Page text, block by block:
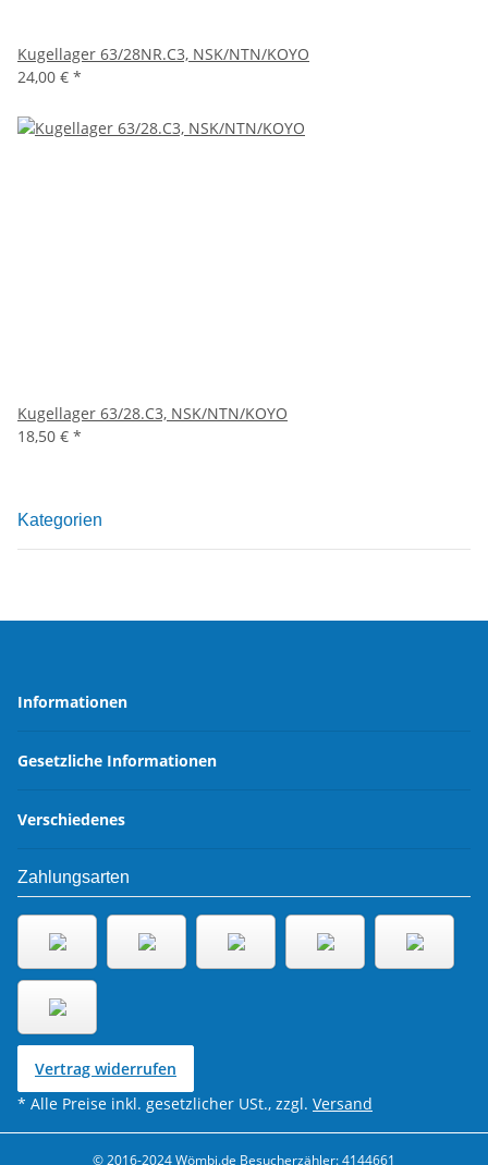
Kugellager 63/28NR.C3, NSK/NTN/KOYO
24,00 € *
Kugellager 63/28.C3, NSK/NTN/KOYO
18,50 € *
Kategorien
Informationen
Gesetzliche Informationen
Verschiedenes
Zahlungsarten
Vertrag widerrufen
* Alle Preise inkl. gesetzlicher USt., zzgl. Versand
© 2016-2024 Wömbi.de Besucherzähler: 4144661